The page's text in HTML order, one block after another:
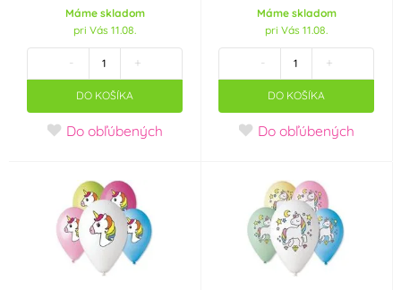
Máme skladom
pri Vás 11.08.
- +
DO KOŠÍKA
Do obľúbených
Máme skladom
pri Vás 11.08.
- +
DO KOŠÍKA
Do obľúbených